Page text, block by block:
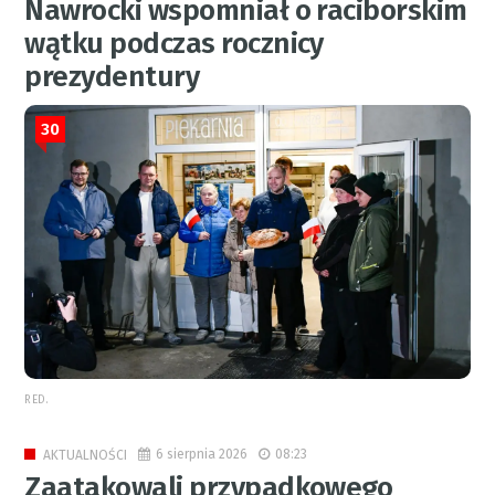
Nawrocki wspomniał o raciborskim
wątku podczas rocznicy
prezydentury
30
RED.
AKTUALNOŚCI 6 sierpnia 2026 08:23
Zaatakowali przypadkowego